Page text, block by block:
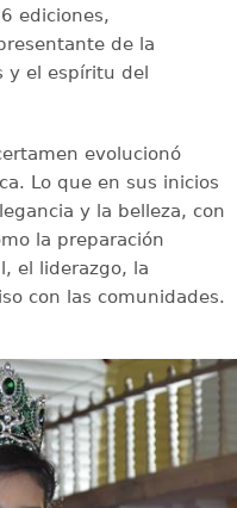
ediciones,
de la
y el espíritu del
evolucionó
Lo que en sus inicios
y la belleza, con
la preparación
el liderazgo, la
con las comunidades.